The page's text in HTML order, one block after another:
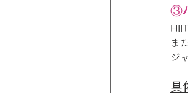
③
ま
ジ
具